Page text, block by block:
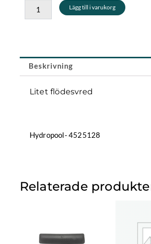
mängd
Lägg till i varukorg
Beskrivning
Litet flödesvred
Hydropool- 4525128
Relaterade